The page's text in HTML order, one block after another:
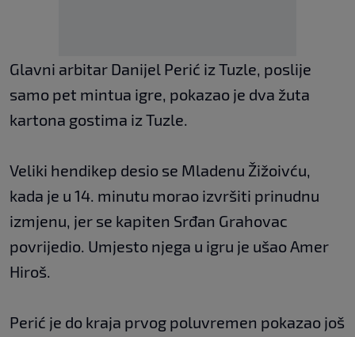
Glavni arbitar Danijel Perić iz Tuzle, poslije
samo pet mintua igre, pokazao je dva žuta
kartona gostima iz Tuzle.
Veliki hendikep desio se Mladenu Žižoivću,
kada je u 14. minutu morao izvršiti prinudnu
izmjenu, jer se kapiten Srđan Grahovac
povrijedio. Umjesto njega u igru je ušao Amer
Hiroš.
Perić je do kraja prvog poluvremen pokazao još